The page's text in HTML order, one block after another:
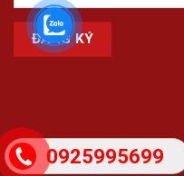
0925995699
Copyright